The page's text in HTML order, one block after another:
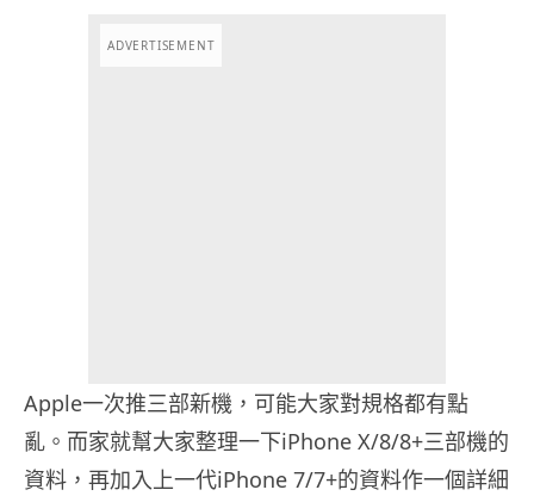
ADVERTISEMENT
Apple一次推三部新機，可能大家對規格都有點
亂。而家就幫大家整理一下iPhone X/8/8+三部機的
資料，再加入上一代iPhone 7/7+的資料作一個詳細